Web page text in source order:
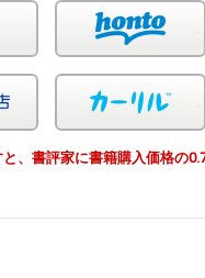
紀伊国屋
、書評家に書籍購入価格の